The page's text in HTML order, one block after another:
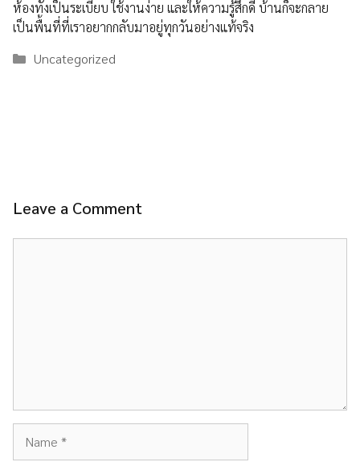
ห้องทั้งเป็นระเบียบ ใช้งานง่าย และให้ความรู้สึกดี บ้านก็จะกลาย
เป็นพื้นที่ที่เราอยากกลับมาอยู่ทุกวันอย่างแท้จริง
Categories
Uncategorized
Leave a Comment